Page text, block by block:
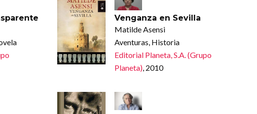
Venganza en Sevilla
Matilde Asensi
Aventuras, Historia
Editorial Planeta, S.A. (Grupo
Planeta), 2010